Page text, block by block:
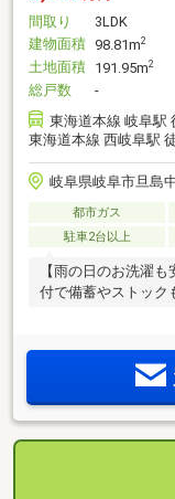
間取り
3LDK
建物面積 98.81m2
土地面積 191.95m2
総戸数
-
東海道本線 岐阜駅
東海道本線 西岐阜駅
岐阜県岐阜市旦島
都市ガス
駐車2台以上
【雨の日のお洗濯
付で備蓄やストッ